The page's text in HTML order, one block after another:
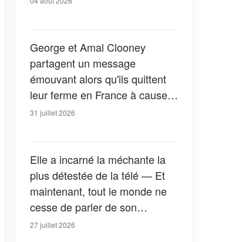
George et Amal Clooney
partagent un message
émouvant alors qu'ils quittent
leur ferme en France à cause
des feux de forêt — Tous les
31 juillet 2026
Elle a incarné la méchante la
plus détestée de la télé — Et
maintenant, tout le monde ne
cesse de parler de son
apparition dans la nouvelle
27 juillet 2026